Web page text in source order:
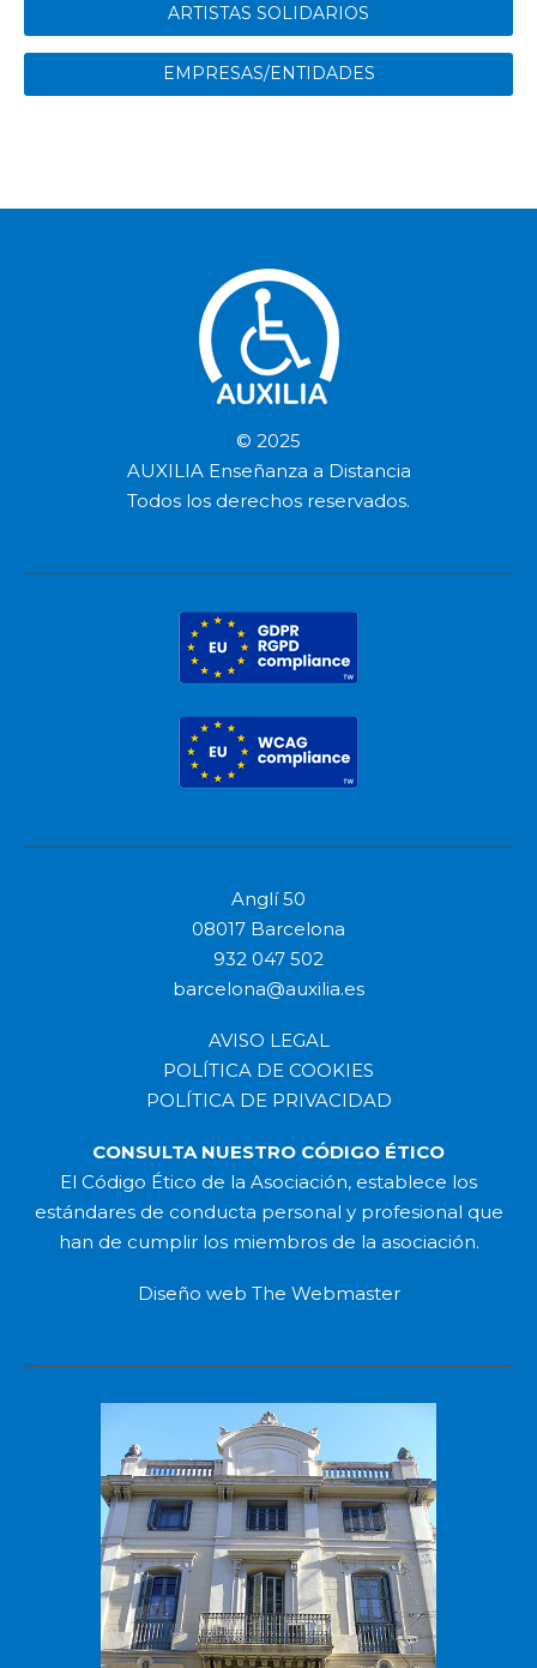
ARTISTAS SOLIDARIOS
EMPRESAS/ENTIDADES
© 2025
AUXILIA Enseñanza a Distancia
Todos los derechos reservados.
Anglí 50
08017 Barcelona
932 047 502
barcelona@auxilia.es
AVISO LEGAL
POLÍTICA DE COOKIES
POLÍTICA DE PRIVACIDAD
CONSULTA NUESTRO CÓDIGO ÉTICO
El Código Ético de la Asociación, establece los
estándares de conducta personal y profesional que
han de cumplir los miembros de la asociación.
Diseño web The Webmaster